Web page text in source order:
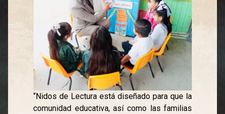
“Nidos de Lectura está diseñado para que la
comunidad educativa, así como las familias